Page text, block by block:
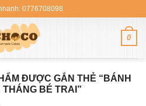
0776708098
0
ĐƯỢC GẮN THẺ “BÁNH
THÁNG BÉ TRAI”